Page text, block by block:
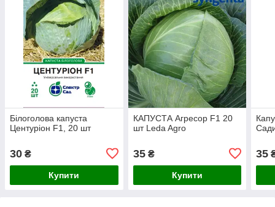
Білоголова капуста
Центуріон F1, 20 шт
30 ₴
Купити
КАПУСТА Агресор F1 20
шт Leda Agro
35₴
Купити
35